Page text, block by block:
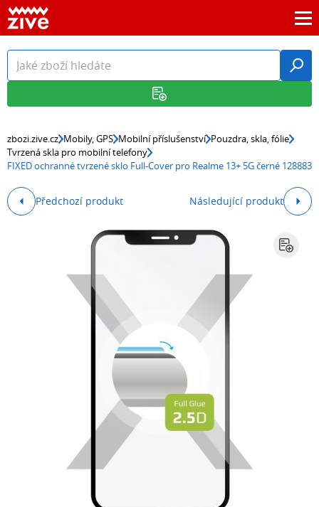
zbozi.zive.cz Mobily, GPS Mobilní příslušenství Pouzdra, skla, fólie
Tvrzená skla pro mobilní telefony
FIXED ochranné tvrzené sklo Full-Cover pro Realme 13+ 5G černé 128883
Předchozí produkt Následující produkt